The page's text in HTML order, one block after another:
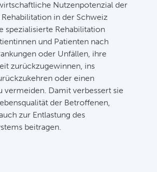
Nutzenpotenzial der
in der Schweiz
spezialisierte Rehabilitation
und Patienten nach
oder Unfällen, ihre
zurückzugewinnen, ins
oder einen
vermeiden. Damit verbessert sie
der Betroffenen,
zur Entlastung des
beitragen.